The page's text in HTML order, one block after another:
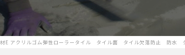
材E アクリルゴム弾性ローラータイル タイル面 タイル欠落防止 防水